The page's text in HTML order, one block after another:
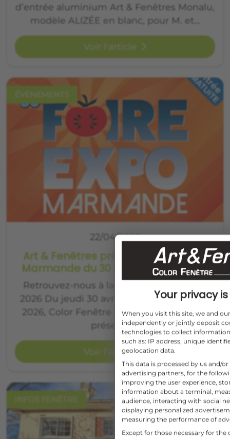
d’entrée aluminium Art & Fenêtres Monalu,
modèle ALIZÉE en blanc, pour M. et…
Voir l'article
22/04/2026
Art & Fenêtres présent à la Foire de
Marmande du 30 avril au 3 mai 2026
Retrouvez-nous à la Foire de Marmande
2026 Du jeudi 30 avril au dimanche 3 mai
2026, Color Fenêtre – Art & Fenêtres sera
présent à…
Voir l'article
ÉVÈNEMENTS
INFOS FENÊTRE
Your privacy
When you visit this site, we and
independently or jointly deposit
technologies to collect
such as: IP address, unique
geolocation data.
This data is processed by us and/
advertising partners, for the
improving the user experience,
information about a terminal,
audience, interacting with social
displaying personalized
measuring the performance of
Except for those necessary for the